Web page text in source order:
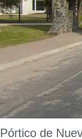
Pórtico de